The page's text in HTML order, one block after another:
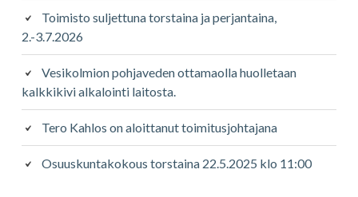
Toimisto suljettuna torstaina ja perjantaina,
2.-3.7.2026
Vesikolmion pohjaveden ottamaolla huolletaan
kalkkikivi alkalointi laitosta.
Tero Kahlos on aloittanut toimitusjohtajana
Osuuskuntakokous torstaina 22.5.2025 klo 11:00